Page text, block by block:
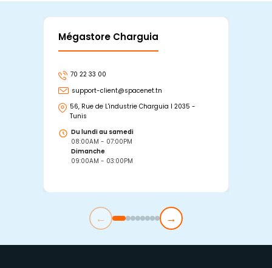
Mégastore Charguia
70 22 33 00
support-client@spacenet.tn
56, Rue de L'industrie Charguia I 2035 -
Tunis
Du lundi au samedi
08:00AM - 07:00PM
Dimanche
09:00AM - 03:00PM
← →